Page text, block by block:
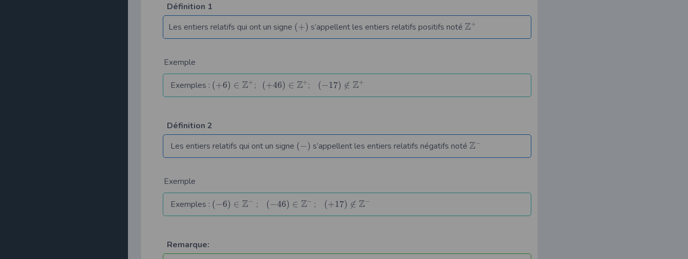
Définition 1
Les entiers relatifs qui ont un signe (+) s’appellent les entiers relatifs positifs noté Z+
Exemple
Exemples : (+6) ∈ Z+ ; (+46) ∈ Z+ ; (−17) ∉ Z+
Définition 2
Les entiers relatifs qui ont un signe (−) s’appellent les entiers relatifs négatifs noté Z−
Exemple
Exemples : (−6) ∈ Z− ; (−46) ∈ Z− ; (+17) ∉ Z−
Remarque: